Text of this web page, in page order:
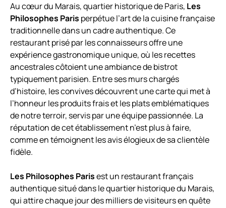
Au cœur du Marais, quartier historique de Paris, Les
Philosophes Paris perpétue l’art de la cuisine française
traditionnelle dans un cadre authentique. Ce
restaurant prisé par les connaisseurs offre une
expérience gastronomique unique, où les recettes
ancestrales côtoient une ambiance de bistrot
typiquement parisien. Entre ses murs chargés
d’histoire, les convives découvrent une carte qui met à
l’honneur les produits frais et les plats emblématiques
de notre terroir, servis par une équipe passionnée. La
réputation de cet établissement n’est plus à faire,
comme en témoignent les avis élogieux de sa clientèle
fidèle.
Les Philosophes Parisest un restaurant français
authentique situé dans le quartier historique du Marais,
qui attire chaque jour des milliers de visiteurs en quête